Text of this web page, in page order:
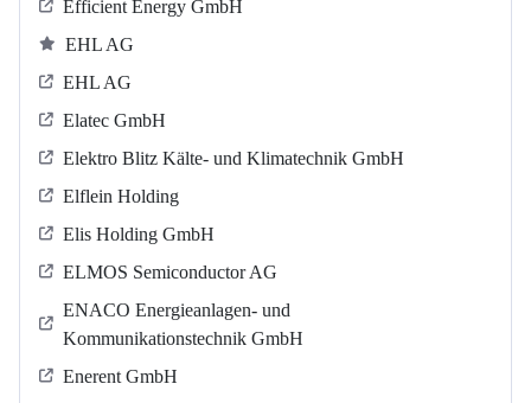
Efficient Energy GmbH
EHL AG
EHL AG
Elatec GmbH
Elektro Blitz Kälte- und Klimatechnik GmbH
Elflein Holding
Elis Holding GmbH
ELMOS Semiconductor AG
ENACO Energieanlagen- und
Kommunikationstechnik GmbH
Enerent GmbH